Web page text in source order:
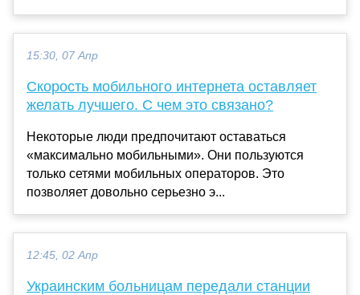
15:30, 07 Апр
Скорость мобильного интернета оставляет
желать лучшего. С чем это связано?
Некоторые люди предпочитают оставаться
«максимально мобильными». Они пользуются
только сетями мобильных операторов. Это
позволяет довольно серьезно э...
12:45, 02 Апр
Украинским больницам передали станции